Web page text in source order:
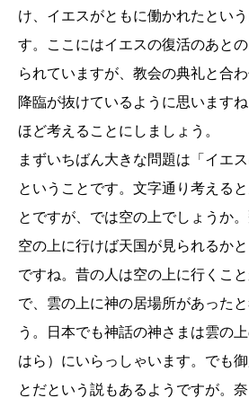
け、イエスがともに働かれたとい
す。ここにはイエスの復活のあと
られていますが、教会の典礼と合
降臨が抜けているように思います
ほど考えることにしましょう。
まずいちばん大きな問題は「イエ
ということです。文字通り考える
とですが、では空の上でしょうか
空の上に行けば天国が見られるか
ですね。昔の人は空の上に行くこ
で、雲の上に神の居場所があった
う。日本でも神話の神さまは雲の
はら）にいらっしゃいます。でも
とだという説もあるようですが。